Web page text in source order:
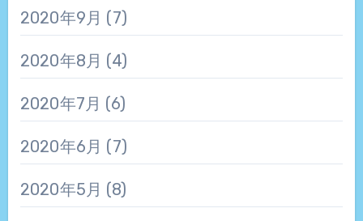
2020年9月 (7)
2020年8月 (4)
2020年7月 (6)
2020年6月 (7)
2020年5月 (8)